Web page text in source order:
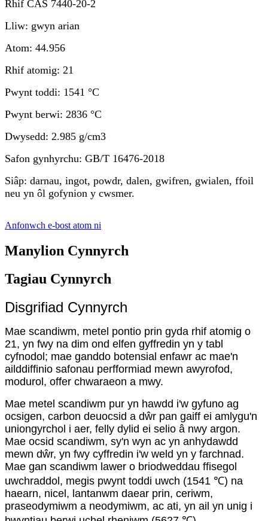
Rhif CAS 7440-20-2
Lliw: gwyn arian
Atom: 44.956
Rhif atomig: 21
Pwynt toddi: 1541 °C
Pwynt berwi: 2836 °C
Dwysedd: 2.985 g/cm3
Safon gynhyrchu: GB/T 16476-2018
Siâp: darnau, ingot, powdr, dalen, gwifren, gwialen, ffoil
neu yn ôl gofynion y cwsmer.
Anfonwch e-bost atom ni
Manylion Cynnyrch
Tagiau Cynnyrch
Disgrifiad Cynnyrch
Mae scandiwm, metel pontio prin gyda rhif atomig o
21, yn fwy na dim ond elfen gyffredin yn y tabl
cyfnodol; mae ganddo botensial enfawr ac mae'n
ailddiffinio safonau perfformiad mewn awyrofod,
modurol, offer chwaraeon a mwy.
Mae metel scandiwm pur yn hawdd i'w gyfuno ag
ocsigen, carbon deuocsid a dŵr pan gaiff ei amlygu'n
uniongyrchol i aer, felly dylid ei selio â nwy argon.
Mae ocsid scandiwm, sy'n wyn ac yn anhydawdd
mewn dŵr, yn fwy cyffredin i'w weld yn y farchnad.
Mae gan scandiwm lawer o briodweddau ffisegol
uwchraddol, megis pwynt toddi uwch (1541 ℃) na
haearn, nicel, lantanwm daear prin, ceriwm,
praseodymiwm a neodymiwm, ac ati, yn ail yn unig i